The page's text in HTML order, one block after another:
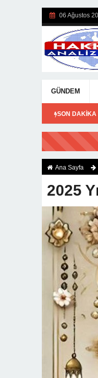
06 Ağustos
GÜNDEM
SON DAKİKA
15:56
Ana Sayfa
2025